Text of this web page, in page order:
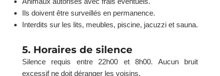
Ils doivent être surveillés en permanence.
Interdits sur les lits, meubles, piscine, jacuzzi et sauna.
5. Horaires de silence
Silence requis entre 22h00 et 8h00. Aucun bruit
excessif ne doit déranger les voisins.